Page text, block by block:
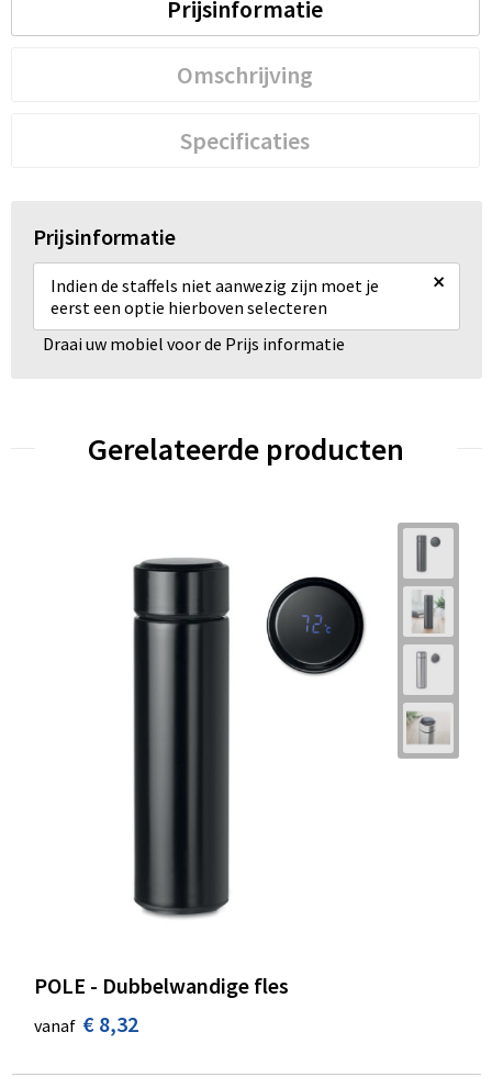
Prijsinformatie
Omschrijving
Specificaties
Prijsinformatie
Indien de staffels niet aanwezig zijn moet je
eerst een optie hierboven selecteren
×
Draai uw mobiel voor de Prijs informatie
Gerelateerde producten
POLE - Dubbelwandige fles
vanaf € 8,32